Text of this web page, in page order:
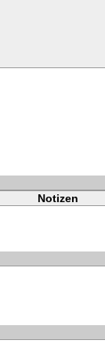
Notizen